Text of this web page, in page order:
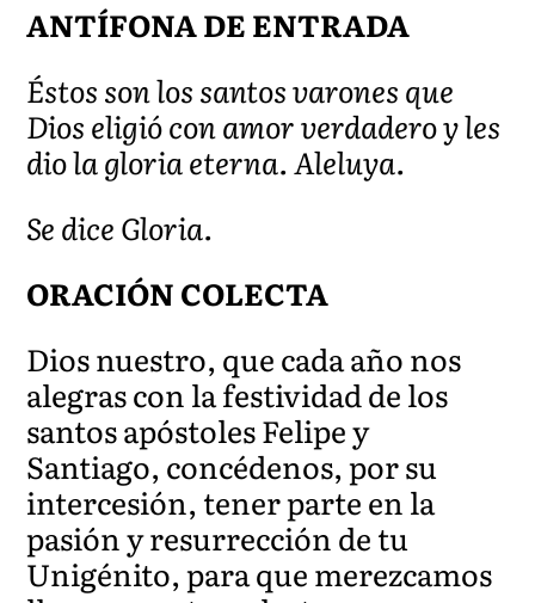
ANTÍFONA DE ENTRADA
Éstos son los santos varones que
Dios eligió con amor verdadero y les
dio la gloria eterna. Aleluya.
Se dice Gloria.
ORACIÓN COLECTA
Dios nuestro, que cada año nos
alegras con la festividad de los
santos apóstoles Felipe y
Santiago, concédenos, por su
intercesión, tener parte en la
pasión y resurrección de tu
Unigénito, para que merezcamos